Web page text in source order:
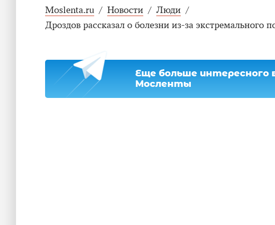
Moslenta.ru / Новости / Люди /
Дроздов рассказал о болезни из-за экстремального
Еще больше интересного
Мосленты